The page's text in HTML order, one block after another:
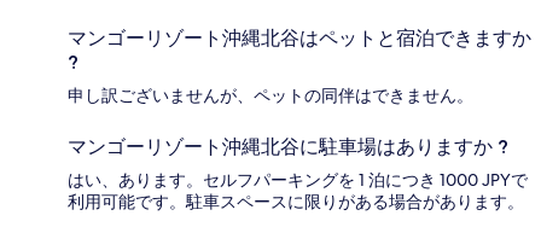
マンゴーリゾート沖縄北谷はペットと宿泊できますか
?
申し訳ございませんが、ペットの同伴はできません。
マンゴーリゾート沖縄北谷に駐車場はありますか ?
はい、あります。セルフパーキングを 1 泊につき 1000 JPYで
利用可能です。駐車スペースに限りがある場合があります。